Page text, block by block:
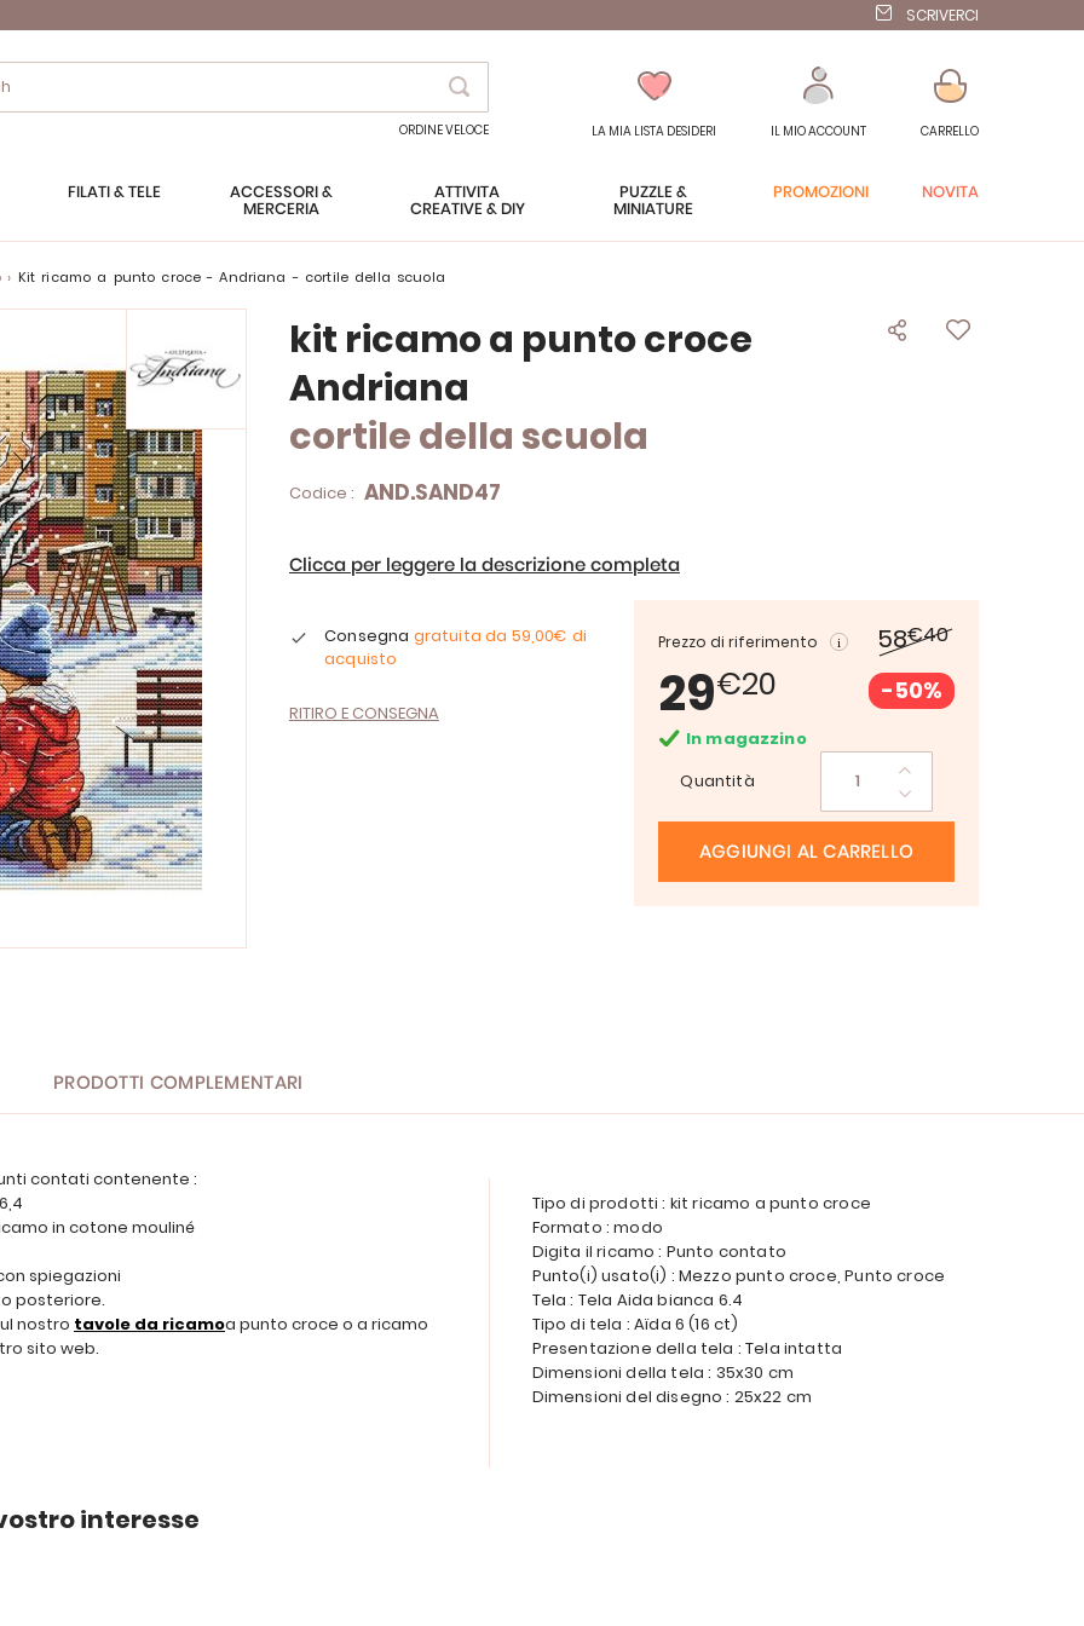
SCRIVERCI
Search
ORDINE VELOCE LA MIA LISTA DESIDERI IL MIO ACCOUNT CARRELLO
FILATI & TELE
ACCESSORI &
MERCERIA
ATTIVITÀ
CREATIVE & DIY
PUZZLE &
MINIATURE
PROMOZIONI NOVITÀ
kit ricamo a punto croce - Andriana - cortile della scuola
kit ricamo a punto croce
Andriana
cortile della scuola
Codice : AND.SAND47
Clicca per leggere la descrizione completa
Prezzo di riferimento 58€40
29€20 -50%
In magazzino
Quantità
AGGIUNGI AL CARRELLO
Consegna gratuita da 59,00€ di
acquisto
RITIRO E CONSEGNA
PRODOTTI COMPLEMENTARI
contati contenente :
in cotone mouliné
spiegazioni
posteriore.
nostro tavole da ricamoa punto croce o a ricamo
sito web.
Tipo di prodotti : kit ricamo a punto croce
Formato : modo
Digita il ricamo : Punto contato
Punto(i) usato(i) : Mezzo punto croce, Punto croce
Tela : Tela Aida bianca 6.4
Tipo di tela : Aïda 6 (16 ct)
Presentazione della tela : Tela intatta
Dimensioni della tela : 35x30 cm
Dimensioni del disegno : 25x22 cm
interesse